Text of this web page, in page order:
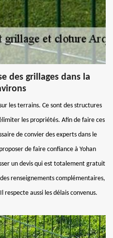
des grillages dans la
les terrains. Ce sont des structures
les propriétés. Afin de faire ces
de convier des experts dans le
de faire confiance à Yohan
un devis qui est totalement gratuit
renseignements complémentaires,
aussi les délais convenus.